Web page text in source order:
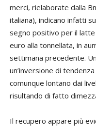
merci, rielaborate dalla
italiana), indicano infatti
segno positivo per il
euro alla tonnellata, in
settimana precedente.
un’inversione di
comunque lontano dai
risultando di fatto
Il recupero appare più